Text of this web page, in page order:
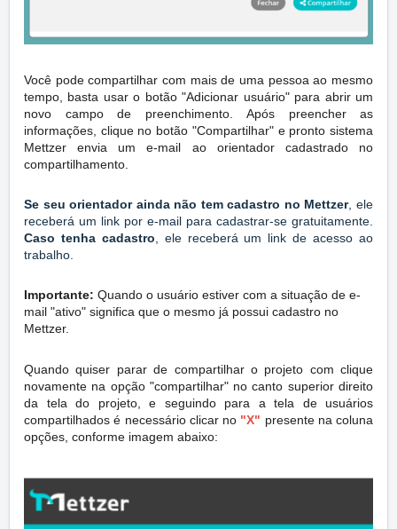
Você pode compartilhar com mais de uma pessoa ao mesmo
tempo, basta usar o botão "Adicionar usuário" para abrir um
novo campo de preenchimento. Após preencher as
informações, clique no botão "Compartilhar" e pronto sistema
Mettzer envia um e-mail ao orientador cadastrado no
compartilhamento.
Se seu orientador ainda não tem cadastro no Mettzer, ele
receberá um link por e-mail para cadastrar-se gratuitamente.
Caso tenha cadastro , ele receberá um link de acesso ao
trabalho
Importante: Quando o usuário estiver com a situação de e-
mail "ativo" significa que o mesmo já possui cadastro no
Mettzer.
Quando quiser parar de compartilhar o projeto com clique
novamente na opção "compartilhar" no canto superior direito
da tela do projeto, e seguindo para a tela de usuários
compartilhados é necessário clicar no "X" presente na coluna
opções, conforme imagem abaixo: